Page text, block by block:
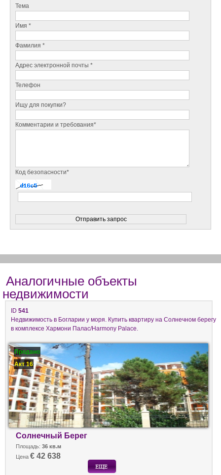
Тема
Имя *
Фамилия *
Адрес электронной почты *
Телефон
Ищу для покупки?
Комментарии и требования*
Код безопасности*
Аналогичные объекты
недвижимости
ID 541
Недвижимость в Богларии у моря. Купить квартиру на Солнечном берегу
в комплексе Хармони Палас/Harmony Palace.
Продано
Акт 16
Солнечный Берег
Площадь: 36 кв.м
Цена € 42 638